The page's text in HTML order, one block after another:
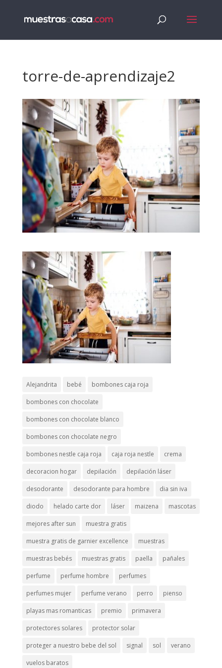
torre-de-aprendizaje2
Alejandrita bebé bombones caja roja
bombones con chocolate
bombones con chocolate blanco
bombones con chocolate negro
bombones nestle caja roja caja roja nestle crema
decoracion hogar depilación depilación láser
desodorante desodorante para hombre dia sin iva
diodo helado carte dor láser maizena mascotas
mejores after sun muestra gratis
muestra gratis de garnier excellence muestras
muestras bebés muestras gratis paella pañales
perfume perfume hombre perfumes
perfumes mujer perfume verano perro pienso
playas mas romanticas premio primavera
protectores solares protector solar
proteger a nuestro bebe del sol signal sol verano
vuelos baratos